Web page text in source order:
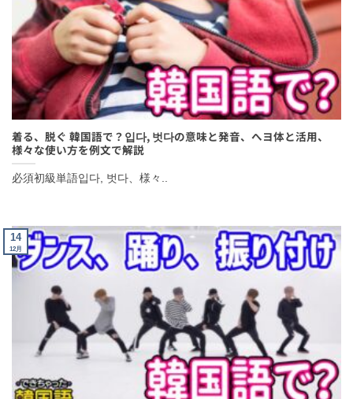
着る、脱ぐ 韓国語で？입다, 벗다の意味と発音、へヨ体と活用、
様々な使い方を例文で解説
必須初級単語입다, 벗다、様々..
14
12月